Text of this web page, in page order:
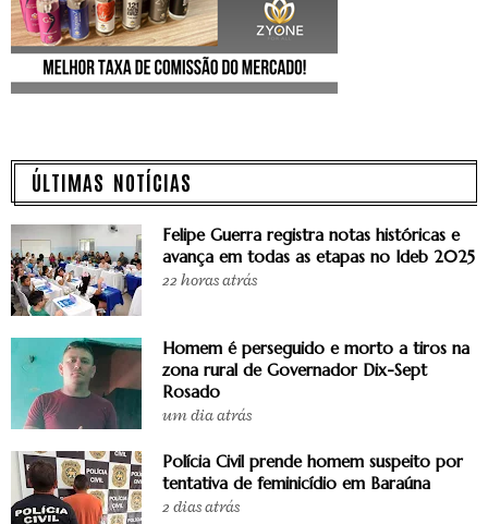
ÚLTIMAS NOTÍCIAS
Felipe Guerra registra notas históricas e
avança em todas as etapas no Ideb 2025
22 horas atrás
Homem é perseguido e morto a tiros na
zona rural de Governador Dix-Sept
Rosado
um dia atrás
Polícia Civil prende homem suspeito por
tentativa de feminicídio em Baraúna
2 dias atrás